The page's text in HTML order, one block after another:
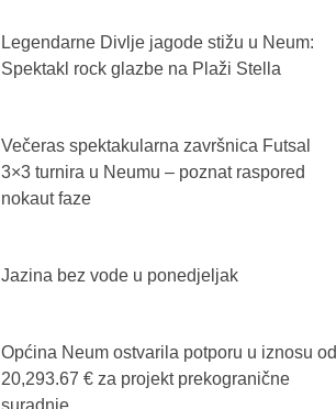
Legendarne Divlje jagode stižu u Neum:
Spektakl rock glazbe na Plaži Stella
Večeras spektakularna završnica Futsal
3×3 turnira u Neumu – poznat raspored
nokaut faze
Jazina bez vode u ponedjeljak
Općina Neum ostvarila potporu u iznosu od
20,293.67 € za projekt prekogranične